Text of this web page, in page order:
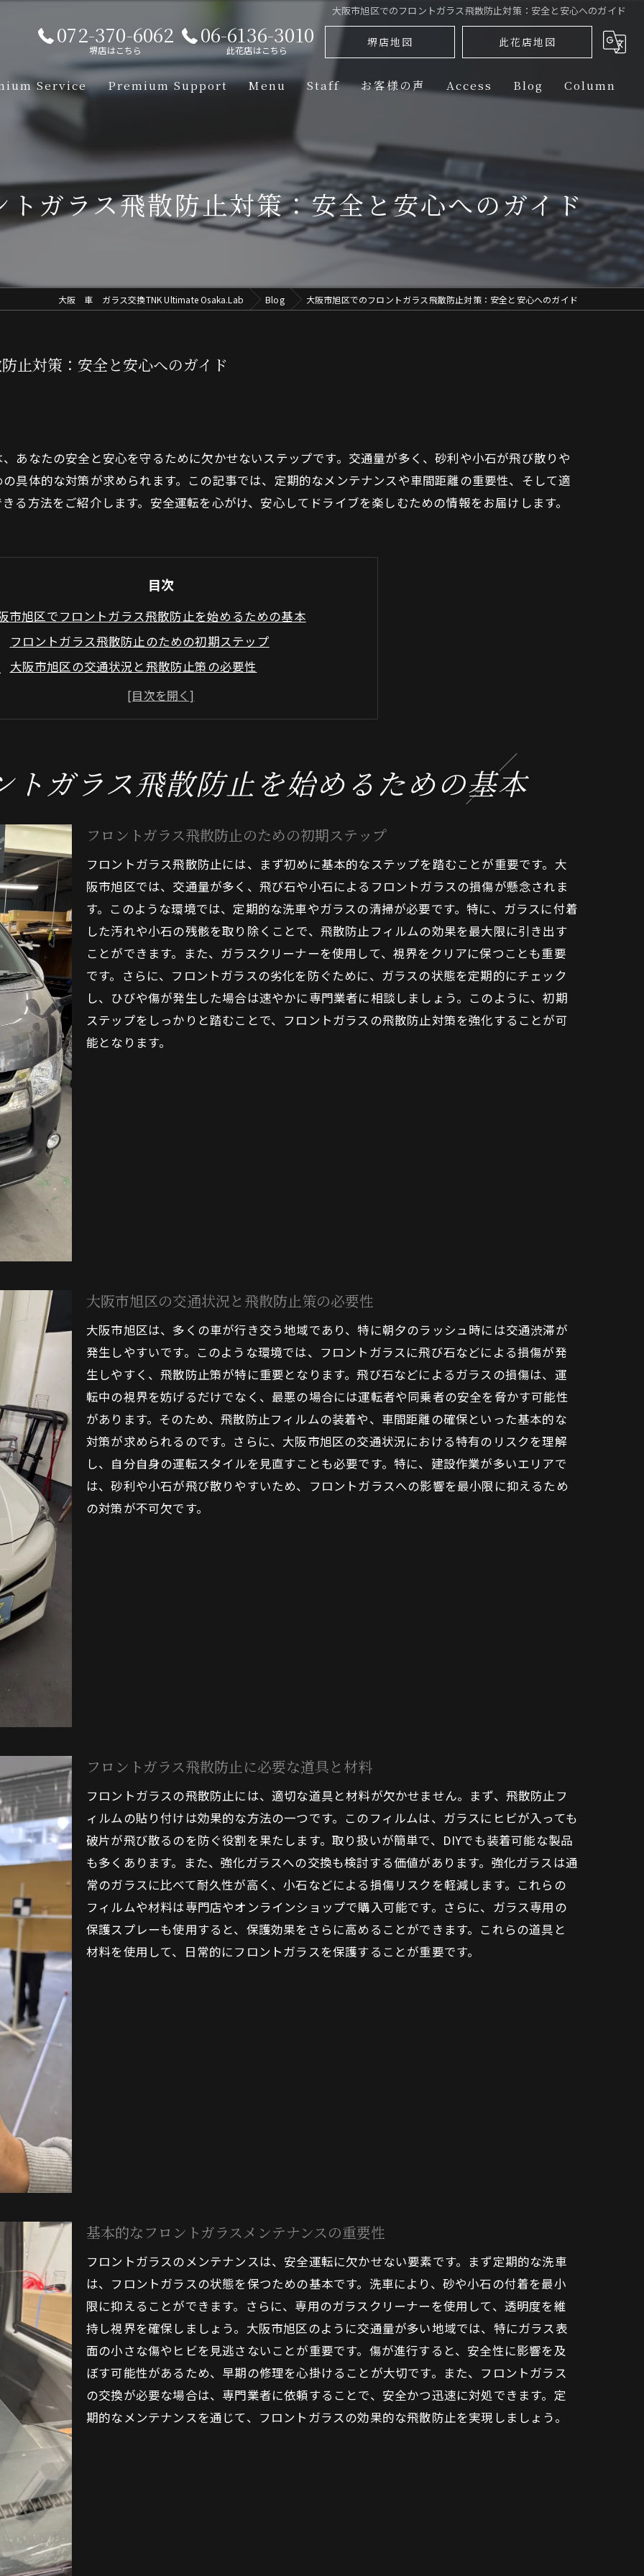
大阪市旭区でのフロントガラス飛散防止対策：安全と安心へのガイド
072-370-6062
堺店はこちら
06-6136-3010
此花店はこちら
堺店地図 此花店地図
Service Premium Support Menu
【Mclaren】PPF（PAINT PROTECTION FILM） 部位別ラインナップ
【Aston-Martin】PPF（PAINT PROTECTION FILM） 部位別ラインナップ
【Porsche】PPF（PAINT PROTECTION FILM） 部位別ラインナップ
【Ferrari】PPF（PAINT PROTECTION FILM） 部位別ラインナップ
【Mercedes-Benz】PPF（PAINT PROTECTION FILM） 部位別ラインナップ
【BMW】PPF（PAINT PROTECTION FILM） 部位別ラインナップ
Staff お客様の声 Access Blog Column
ガラス飛散防止対策：安全と安心へのガイド
大阪 車 ガラス交換TNK Ultimate Osaka.Lab Blog 大阪市旭区でのフロントガラス飛散防止対策：安全と安心へのガイド
止対策：安全と安心へのガイド
あなたの安全と安心を守るために欠かせないステップです。交通量が多く、砂利や小石が飛び散りや
具体的な対策が求められます。この記事では、定期的なメンテナンスや車間距離の重要性、そして適
る方法をご紹介します。安全運転を心がけ、安心してドライブを楽しむための情報をお届けします。
目次
市旭区でフロントガラス飛散防止を始めるための基本
フロントガラス飛散防止のための初期ステップ
大阪市旭区の交通状況と飛散防止策の必要性
フロントガラス飛散防止に必要な道具と材料
基本的なフロントガラスメンテナンスの重要性
地域特有の飛散リスクを理解する
ントガラスを守るための大阪市旭区のメンテナンスのポイント
ガラスコーティングで保護を強化する方法
メンテナンスサイクルの最適化
大阪市旭区特有の環境要素を考慮した手入れ法
プロフェッショナルによるフロントガラス点検の利点
季節ごとのメンテナンスポイント
ドライブのためのフロントガラス飛散防止術
安全運転に基づく飛散防止策
運転中の異常気象への対策
ドライブ中の視界確保がもたらす安心感
大阪市旭区での安全な運転技術
運転中のフロントガラス保護のための注意点
緊急時のフロントガラス対応策
市旭区でフロントガラスを守る車間距離の重要性
適切な車間距離がもたらすフロントガラス保護
飛石リスクを最小限に抑える方法
車間距離が視界に与える影響
車間距離維持のための運転習慣
なフロントガラス保護を大阪市旭区で実践する
効果的なフロントガラス保護製品の選び方
長期的なフロントガラス保護戦略の立案
大阪市旭区での効果的な保護膜の利用法
保護とメンテナンスの両立方法
保護対策の定期的な見直し方法
フロントガラス保護における地域の専門家の活用
市旭区でのフロントガラス飛散防止に役立つ駐車方法
適切な駐車場所の選定基準
駐車中のフロントガラス保護テクニック
駐車場環境がフロントガラスに与える影響
安全な駐車方法で飛散リスクを低減
駐車時のガラス保護カバーの活用法
ントガラスの飛散を防ぐための大阪市旭区での具体策
具体的な飛散防止製品の紹介
大阪市旭区の環境に適した飛散防止策
飛散防止のための日常の工夫
防止策の効果的な実行法
市旭区で安全運転を支えるフロントガラス保護法
安全運転がもたらすフロントガラス保護の効果
大阪市旭区での推奨運転習慣
交通条件に応じたフロントガラス保護調整
運転前のフロントガラスチェックリスト
安全運転を強化する保護ツールの利用
地域特有の運転リスクを軽減する方法
トガラス飛散防止を始めるための基本
フロントガラス飛散防止のための初期ステップ
フロントガラス飛散防止には、まず初めに基本的なステップを踏むことが重要です。大
阪市旭区では、交通量が多く、飛び石や小石によるフロントガラスの損傷が懸念されま
す。このような環境では、定期的な洗車やガラスの清掃が必要です。特に、ガラスに付着
した汚れや小石の残骸を取り除くことで、飛散防止フィルムの効果を最大限に引き出す
ことができます。また、ガラスクリーナーを使用して、視界をクリアに保つことも重要
です。さらに、フロントガラスの劣化を防ぐために、ガラスの状態を定期的にチェック
し、ひびや傷が発生した場合は速やかに専門業者に相談しましょう。このように、初期
ステップをしっかりと踏むことで、フロントガラスの飛散防止対策を強化することが可
能となります。
大阪市旭区の交通状況と飛散防止策の必要性
大阪市旭区は、多くの車が行き交う地域であり、特に朝夕のラッシュ時には交通渋滞が
発生しやすいです。このような環境では、フロントガラスに飛び石などによる損傷が発
生しやすく、飛散防止策が特に重要となります。飛び石などによるガラスの損傷は、運
転中の視界を妨げるだけでなく、最悪の場合には運転者や同乗者の安全を脅かす可能性
があります。そのため、飛散防止フィルムの装着や、車間距離の確保といった基本的な
対策が求められるのです。さらに、大阪市旭区の交通状況における特有のリスクを理解
し、自分自身の運転スタイルを見直すことも必要です。特に、建設作業が多いエリアで
は、砂利や小石が飛び散りやすいため、フロントガラスへの影響を最小限に抑えるため
の対策が不可欠です。
フロントガラス飛散防止に必要な道具と材料
フロントガラスの飛散防止には、適切な道具と材料が欠かせません。まず、飛散防止フ
ィルムの貼り付けは効果的な方法の一つです。このフィルムは、ガラスにヒビが入っても
破片が飛び散るのを防ぐ役割を果たします。取り扱いが簡単で、DIYでも装着可能な製品
も多くあります。また、強化ガラスへの交換も検討する価値があります。強化ガラスは通
常のガラスに比べて耐久性が高く、小石などによる損傷リスクを軽減します。これらの
フィルムや材料は専門店やオンラインショップで購入可能です。さらに、ガラス専用の
保護スプレーも使用すると、保護効果をさらに高めることができます。これらの道具と
材料を使用して、日常的にフロントガラスを保護することが重要です。
基本的なフロントガラスメンテナンスの重要性
フロントガラスのメンテナンスは、安全運転に欠かせない要素です。まず定期的な洗車
は、フロントガラスの状態を保つための基本です。洗車により、砂や小石の付着を最小
限に抑えることができます。さらに、専用のガラスクリーナーを使用して、透明度を維
持し視界を確保しましょう。大阪市旭区のように交通量が多い地域では、特にガラス表
面の小さな傷やヒビを見逃さないことが重要です。傷が進行すると、安全性に影響を及
ぼす可能性があるため、早期の修理を心掛けることが大切です。また、フロントガラス
の交換が必要な場合は、専門業者に依頼することで、安全かつ迅速に対処できます。定
期的なメンテナンスを通じて、フロントガラスの効果的な飛散防止を実現しましょう。